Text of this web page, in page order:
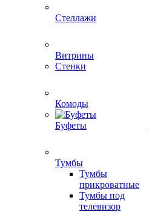
Стеллажи
Витрины
Стенки
Комоды
Буфеты
Тумбы
Тумбы
прикроватные
Тумбы под
телевизор